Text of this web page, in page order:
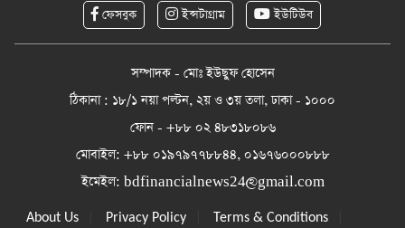
ফেসবুক ইন্সটাগ্রাম ইউটিউব
সম্পাদক - মোঃ ইউছুফ হোসেন
ঠিকানা : ১৮/১ নয়া পল্টন, ২য় ও ৩য় তলা, ঢাকা - ১০০০
ফোন - +৮৮ ০২ ৪৮৩১৮০৮৬
মোবাইল: +৮৮ ০১৯৭৯৭৭৮৮৪৪, ০১৬৭৬০০০৮৮৮
ইমেইল: bdfinancialnews24@gmail.com
About Us Privacy Policy Terms & Conditions